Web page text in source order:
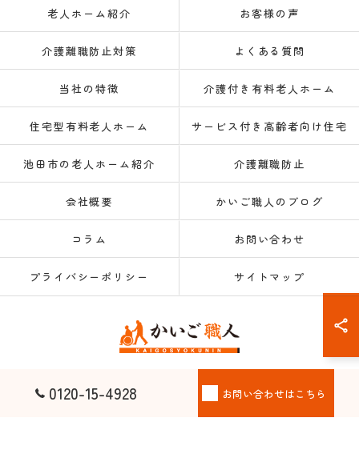
0120-15-4928 お問い合わせはこちら
老人ホーム紹介 お客様の声
介護離職防止対策 よくある質問
当社の特徴 介護付き有料老人ホーム
住宅型有料老人ホーム サービス付き高齢者向け住宅
池田市の老人ホーム紹介 介護離職防止
会社概要 かいご職人のブログ
コラム お問い合わせ
プライバシーポリシー サイトマップ
© 2026 大阪府大阪市の老人ホーム紹介なら株式会社かいご職人 ALL RIGHTS
RESERVED.